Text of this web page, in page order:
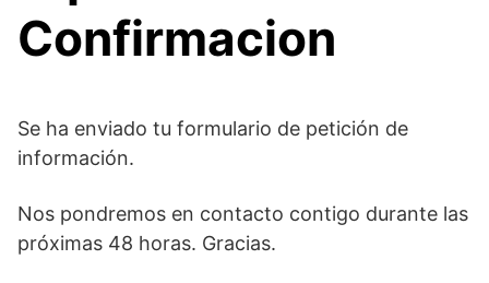
Confirmacion
Se ha enviado tu formulario de petición de
información.
Nos pondremos en contacto contigo durante las
próximas 48 horas. Gracias.